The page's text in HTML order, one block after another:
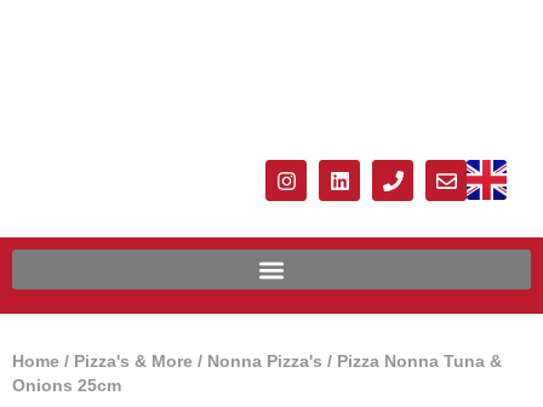
Home / Pizza's & More / Nonna Pizza's / Pizza Nonna Tuna &
Onions 25cm